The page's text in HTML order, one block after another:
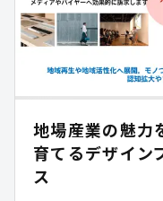
地場産業の魅力
育てるデザイン
ス